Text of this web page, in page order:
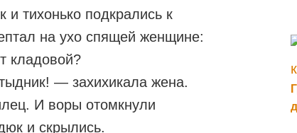
тихонько подкрались к
на ухо спящей женщине:
кладовой?
— захихикала жена.
И воры отомкнули
и скрылись.